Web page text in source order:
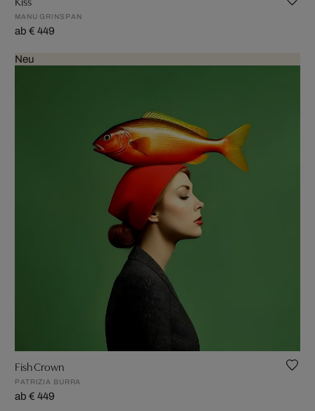
MANU GRINSPAN
ab € 449
Neu
Fish Crown
PATRIZIA BURRA
ab € 449